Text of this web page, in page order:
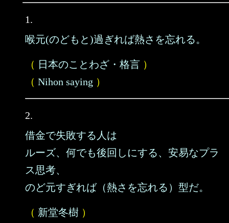
1.
喉元(のどもと)過ぎれば熱さを忘れる。
（ 日本のことわざ・格言 ）
（ Nihon saying ）
2.
借金で失敗する人は
ルーズ、何でも後回しにする、安易なプラ
ス思考、
のど元すぎれば（熱さを忘れる）型だ。
（ 新堂冬樹 ）